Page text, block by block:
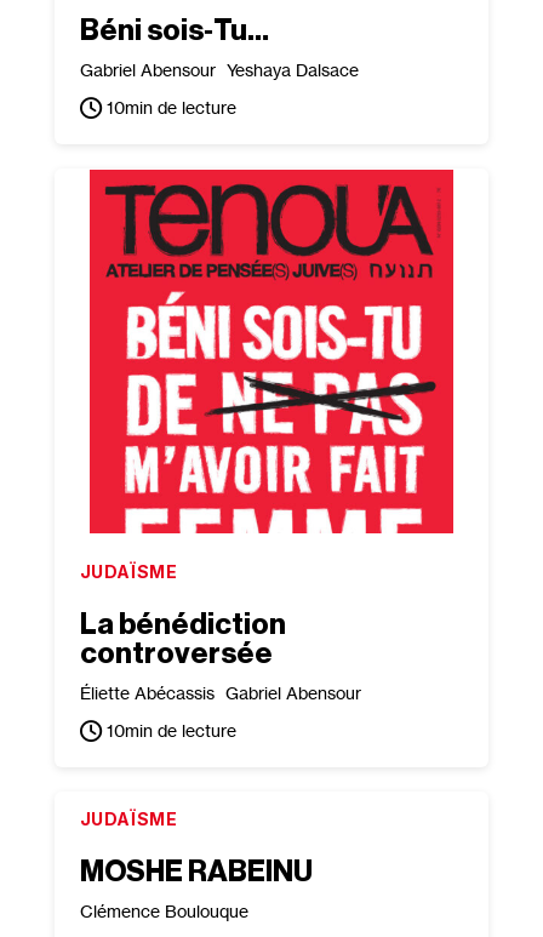
Béni sois‐​Tu…
Gabriel Abensour Yeshaya Dalsace
10min de lecture
JUDAÏSME
La bénédiction
controversée
Éliette Abécassis Gabriel Abensour
10min de lecture
JUDAÏSME
MOSHE RABEINU
Clémence Boulouque